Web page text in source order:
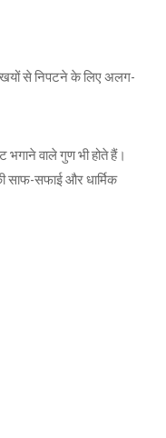
से निपटने के लिए अलग-
वाले गुण भी होते हैं।
साफ-सफाई और धार्मिक